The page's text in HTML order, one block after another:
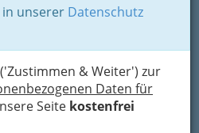
in unserer Datenschutz
('Zustimmen & Weiter') zur
Daten für
Seite kostenfrei